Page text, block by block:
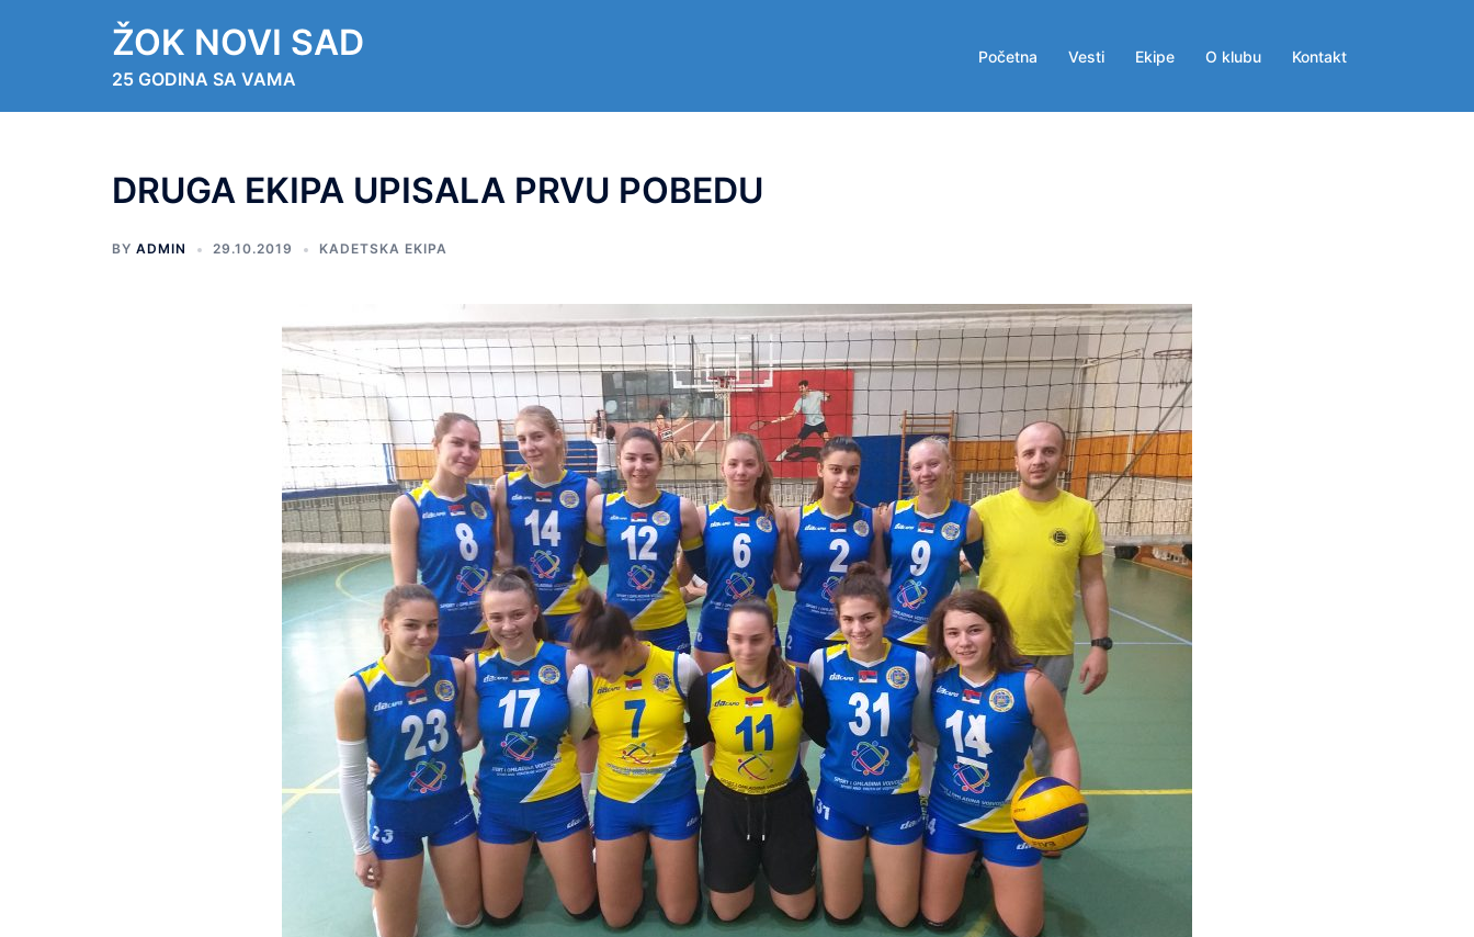
ŽOK NOVI SAD
25 GODINA SA VAMA
Početna Vesti Ekipe O klubu Kontakt
DRUGA EKIPA UPISALA PRVU POBEDU
BY ADMIN 29.10.2019 KADETSKA EKIPA